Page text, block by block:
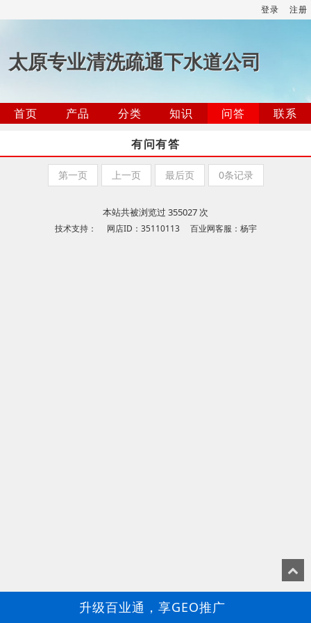
登录 注册
太原专业清洗疏通下水道公司
首页 产品 分类 知识 问答
联系
有问有答
第一页 上一页 最后页 0条记录
本站共被浏览过 355027 次
技术支持： 网店ID：35110113 百业网客服：杨宇
升级百业通，享GEO推广